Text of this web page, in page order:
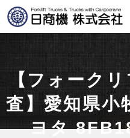
【フォーク
査】愛知県小
ヨタ